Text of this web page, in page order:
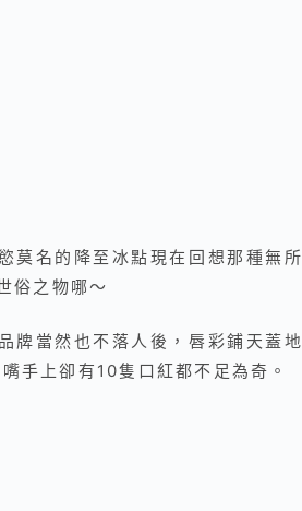
莫名的降至冰點現在回想那種無所
俗之物哪～
牌當然也不落人後，唇彩鋪天蓋地
手上卻有10隻口紅都不足為奇。